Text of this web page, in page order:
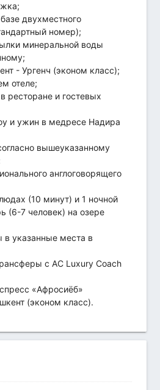
двухместного
номер);
минеральной воды
- Ургенч (эконом класс);
отеле;
ресторане и гостевых
и ужин в медресе Надира
вышеуказанному
англоговорящего
(10 минут) и 1 ночной
(6-7 человек) на озере
в указанные места в
с AC Luxury Coach
«Афросиёб»
(эконом класс).